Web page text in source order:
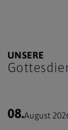
UNSERE
08.August